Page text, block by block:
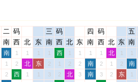
二 码 三 码 四 码 五
南 西 北 东 南 西 北 东 南 西 北 东 南
南 1 1 1 1 西 1 1 1 1 北 1 1
1 2 北 东 2 1 2 2 南 2 1 2 南
2 西 1 1 3 2 北 3 南 3 2 东 1